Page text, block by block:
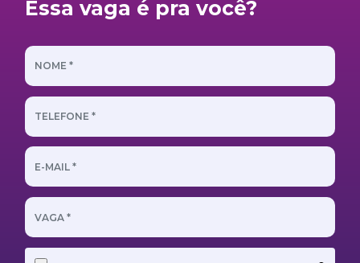
Essa vaga é pra você?